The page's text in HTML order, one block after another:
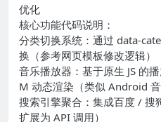
优化
核心功能代码说明：
分类切换系统：通过 data-
换（参考网页模板修改逻辑）
音乐播放器：基于原生 JS 的
M 动态渲染（类似 Android 音
搜索引擎聚合：集成百度 / 搜
扩展为 API 调用）